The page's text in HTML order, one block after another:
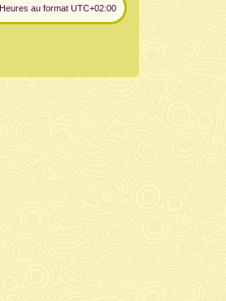
Heures au format UTC+02:00